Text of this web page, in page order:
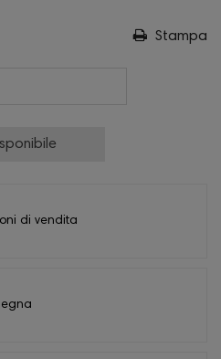
Stampa
di vendita